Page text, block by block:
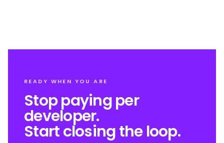
READY WHEN YOU ARE
Stop paying per
developer.
Start closing the loop.